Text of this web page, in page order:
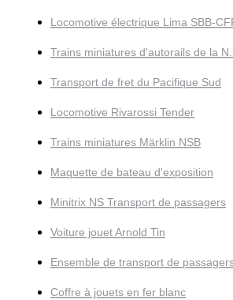
Locomotive électrique Lima SBB-
Trains miniatures d'autorails de la
Transport de fret du Pacifique Sud
Locomotive Rivarossi Tender
Trains miniatures Märklin NSB
Maquette de bateau d'exposition
Minitrix NS Transport de passagers
Voiture jouet Arnold Tin
Ensemble de transport de
Coffre à jouets en fer blanc